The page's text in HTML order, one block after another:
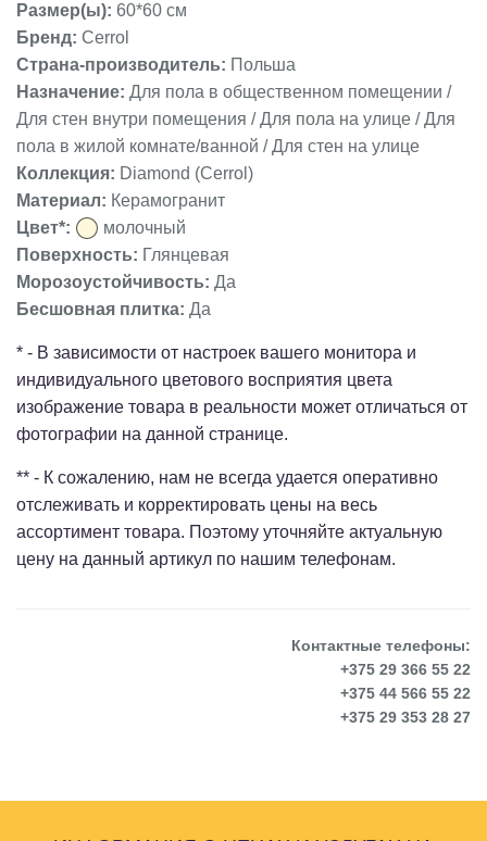
Размер(ы): 60*60 см
Бренд: Cerrol
Страна-производитель: Польша
Назначение: Для пола в общественном помещении /
Для стен внутри помещения / Для пола на улице / Для
пола в жилой комнате/ванной / Для стен на улице
Коллекция: Diamond (Cerrol)
Материал: Керамогранит
Цвет*:
молочный
Поверхность: Глянцевая
Морозоустойчивость: Да
Бесшовная плитка: Да
* - В зависимости от настроек вашего монитора и
индивидуального цветового восприятия цвета
изображение товара в реальности может отличаться от
фотографии на данной странице.
** - К сожалению, нам не всегда удается оперативно
отслеживать и корректировать цены на весь
ассортимент товара. Поэтому уточняйте актуальную
цену на данный артикул по нашим телефонам.
Контактные телефоны:
+375 29 366 55 22
+375 44 566 55 22
+375 29 353 28 27